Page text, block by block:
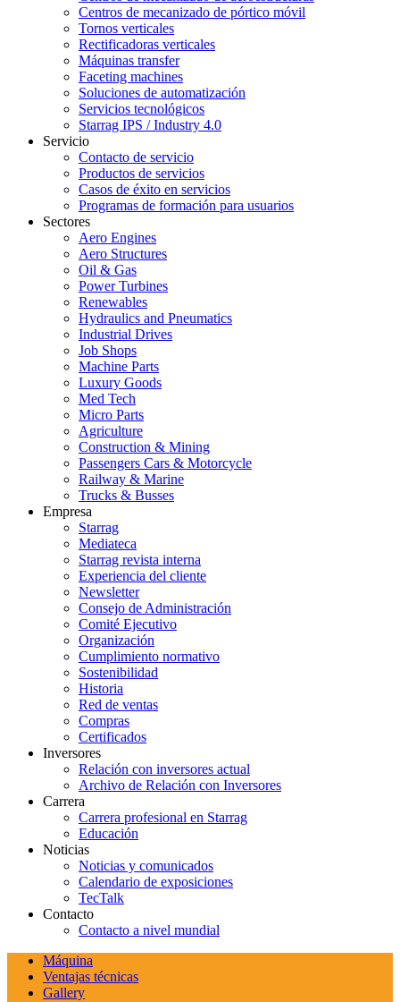
Centros de mecanizado de pórtico móvil
Tornos verticales
Rectificadoras verticales
Máquinas transfer
Faceting machines
Soluciones de automatización
Servicios tecnológicos
Starrag IPS / Industry 4.0
Servicio
Contacto de servicio
Productos de servicios
Casos de éxito en servicios
Programas de formación para usuarios
Sectores
Aero Engines
Aero Structures
Oil & Gas
Power Turbines
Renewables
Hydraulics and Pneumatics
Industrial Drives
Job Shops
Machine Parts
Luxury Goods
Med Tech
Micro Parts
Agriculture
Construction & Mining
Passengers Cars & Motorcycle
Railway & Marine
Trucks & Busses
Empresa
Starrag
Mediateca
Starrag revista interna
Experiencia del cliente
Newsletter
Consejo de Administración
Comité Ejecutivo
Organización
Cumplimiento normativo
Sostenibilidad
Historia
Red de ventas
Compras
Certificados
Inversores
Relación con inversores actual
Archivo de Relación con Inversores
Carrera
Carrera profesional en Starrag
Educación
Noticias
Noticias y comunicados
Calendario de exposiciones
TecTalk
Contacto
Contacto a nivel mundial
Máquina
Ventajas técnicas
Gallery